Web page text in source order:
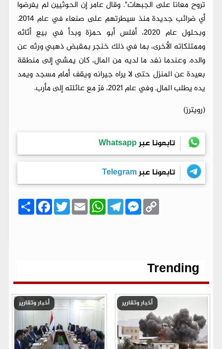
تروح معانا على الجبهات". وقال عامر إن الحوثيين لم يفرضوا
أي ضرائب جديدة منذ سيطرتهم على صنعاء في عام 2014.
وبحلول عام 2020، أفلس أبو حمزة وبدأ في بيع أثاثه
وممتلكاته الأخرى، بما في ذلك خنجر بمقبض ذهبي ورثه عن
والده. وعندما نفد ما لديه من المال، كان يمشي إلى منطقة
بعيدة عن المنزل حتى لا يراه جيرانه ويقف أمام مسجد ويمد
يده يطلب المال. وفي عام 2021، فرّ مع عائلته إلى مأرب.
(رويترز)
تابعونا عبرWhatsapp
تابعونا عبرTelegram
ا
ن
ش
F
a
c
T
wi
E
m
a
W
h
a
T
el
M
e
s
C
o
p
Trending
أخبار وتقارير أخبار وتقارير